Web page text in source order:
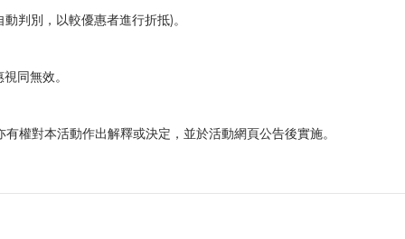
判別，以較優惠者進行折抵)。
同無效。
權對本活動作出解釋或決定，並於活動網頁公告後實施。